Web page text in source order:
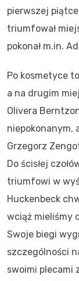
pierwszej
triumfował
pokonał m.in.
Po kosmetyce
a na drugim
Olivera
niepokonanym,
Grzegorz
Do ścisłej
triumfowi w
Huckenbeck
wciąż mieliśmy
Swoje biegi
szczególności
swoimi plecami